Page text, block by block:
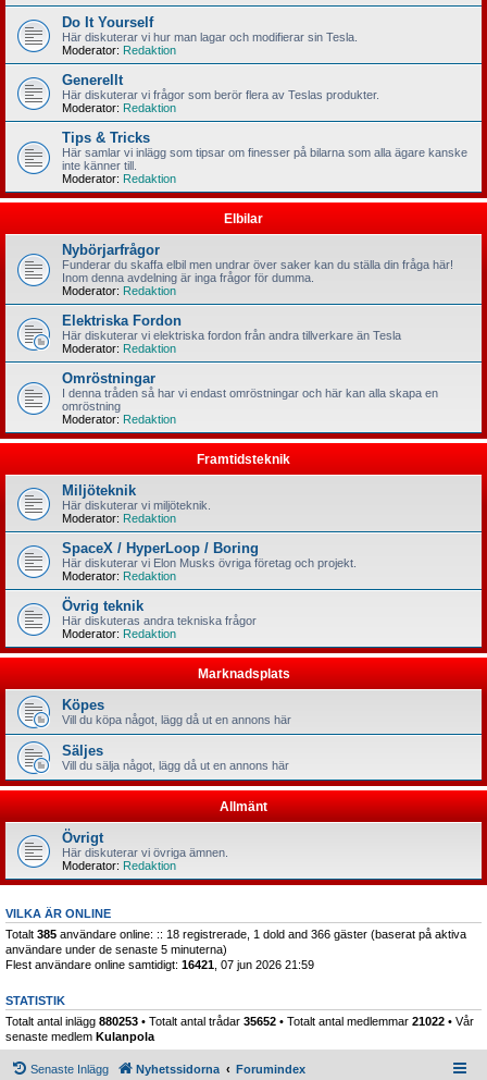
Do It Yourself
Här diskuterar vi hur man lagar och modifierar sin Tesla.
Moderator: Redaktion
Generellt
Här diskuterar vi frågor som berör flera av Teslas produkter.
Moderator: Redaktion
Tips & Tricks
Här samlar vi inlägg som tipsar om finesser på bilarna som alla ägare kanske
inte känner till.
Moderator: Redaktion
Elbilar
Nybörjarfrågor
Funderar du skaffa elbil men undrar över saker kan du ställa din fråga här!
Inom denna avdelning är inga frågor för dumma.
Moderator: Redaktion
Elektriska Fordon
Här diskuterar vi elektriska fordon från andra tillverkare än Tesla
Moderator: Redaktion
Omröstningar
I denna tråden så har vi endast omröstningar och här kan alla skapa en
omröstning
Moderator: Redaktion
Framtidsteknik
Miljöteknik
Här diskuterar vi miljöteknik.
Moderator: Redaktion
SpaceX / HyperLoop / Boring
Här diskuterar vi Elon Musks övriga företag och projekt.
Moderator: Redaktion
Övrig teknik
Här diskuteras andra tekniska frågor
Moderator: Redaktion
Marknadsplats
Köpes
Vill du köpa något, lägg då ut en annons här
Säljes
Vill du sälja något, lägg då ut en annons här
Allmänt
Övrigt
Här diskuterar vi övriga ämnen.
Moderator: Redaktion
VILKA ÄR ONLINE
Totalt 385 användare online: :: 18 registrerade, 1 dold and 366 gäster (baserat på aktiva
användare under de senaste 5 minuterna)
Flest användare online samtidigt: 16421 , 07 jun 2026 21:59
STATISTIK
Totalt antal inlägg 880253 • Totalt antal trådar 35652 • Totalt antal medlemmar 21022 • Vår
senaste medlem Kulanpola
Senaste Inlägg Nyhetssidorna Forumindex